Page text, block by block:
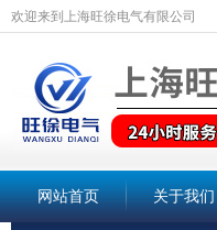
欢迎来到上海旺徐电气有限公司
网站首页 关于我们